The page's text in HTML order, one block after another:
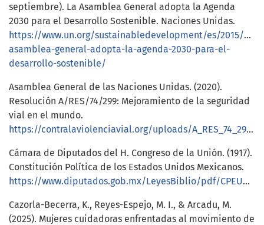
septiembre). La Asamblea General adopta la Agenda
2030 para el Desarrollo Sostenible. Naciones Unidas.
https://www.un.org/sustainabledevelopment/es/2015/09/
asamblea-general-adopta-la-agenda-2030-para-el-
desarrollo-sostenible/
Asamblea General de las Naciones Unidas. (2020).
Resolución A/RES/74/299: Mejoramiento de la seguridad
vial en el mundo.
https://contralaviolenciavial.org/uploads/A_RES_74_299_S.pdf
Cámara de Diputados del H. Congreso de la Unión. (1917).
Constitución Política de los Estados Unidos Mexicanos.
https://www.diputados.gob.mx/LeyesBiblio/pdf/CPEUM.pdf
Cazorla-Becerra, K., Reyes-Espejo, M. I., & Arcadu, M.
(2025). Mujeres cuidadoras enfrentadas al movimiento de